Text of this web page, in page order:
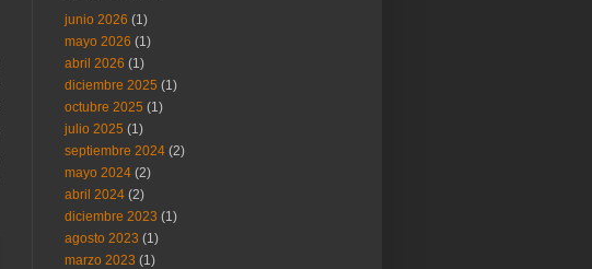
junio 2026 (1)
mayo 2026 (1)
abril 2026 (1)
diciembre 2025 (1)
octubre 2025 (1)
julio 2025 (1)
septiembre 2024 (2)
mayo 2024 (2)
abril 2024 (2)
diciembre 2023 (1)
agosto 2023 (1)
marzo 2023 (1)